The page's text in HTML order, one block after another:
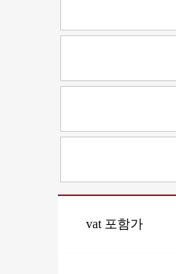
vat 포함가